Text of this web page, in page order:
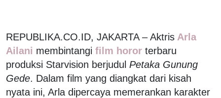
REPUBLIKA.CO.ID, JAKARTA – Aktris Arla
Ailani membintangi film horor terbaru
produksi Starvision berjudul Petaka Gunung
Gede. Dalam film yang diangkat dari kisah
nyata ini, Arla dipercaya memerankan karakter